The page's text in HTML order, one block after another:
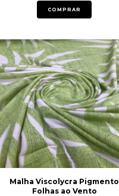
COMPRAR
Malha Viscolycra Pigmento
Folhas ao Vento